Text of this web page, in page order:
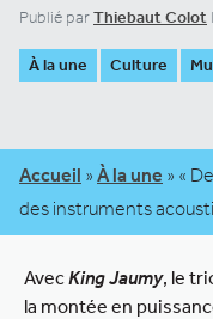
Publié parThiebaut Colot
À la une Culture
Accueil » À la une » «
des instruments
AvecKing Jaumy, le
la montée en